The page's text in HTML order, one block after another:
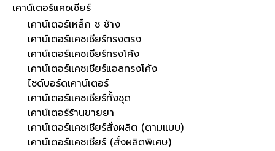
เคาน์เตอร์แคชเชียร์
เคาน์เตอร์เหล็ก ช ช้าง
เคาน์เตอร์แคชเชียร์ทรงตรง
เคาน์เตอร์แคชเชียร์ทรงโค้ง
เคาน์เตอร์แคชเชียร์แอลทรงโค้ง
ไซด์บอร์ดเคาน์เตอร์
เคาน์เตอร์แคชเชียร์ทั้งชุด
เคาน์เตอร์ร้านขายยา
เคาน์เตอร์แคชเชียร์สั่งผลิต (ตามแบบ)
เคาน์เตอร์แคชเชียร์ (สั่งผลิตพิเศษ)